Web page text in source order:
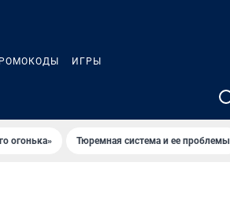
ИГРЫ
огонька» Тюремная система и ее проблемы